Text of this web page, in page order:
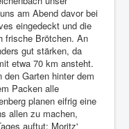
am Abend davor bei
eingedeckt und die
frische Brötchen. An
gut stärken, da
etwa 70 km ansteht.
den Garten hinter dem
Packen alle
planen eifrig eine
allen zu machen,
auftut: Moritz'